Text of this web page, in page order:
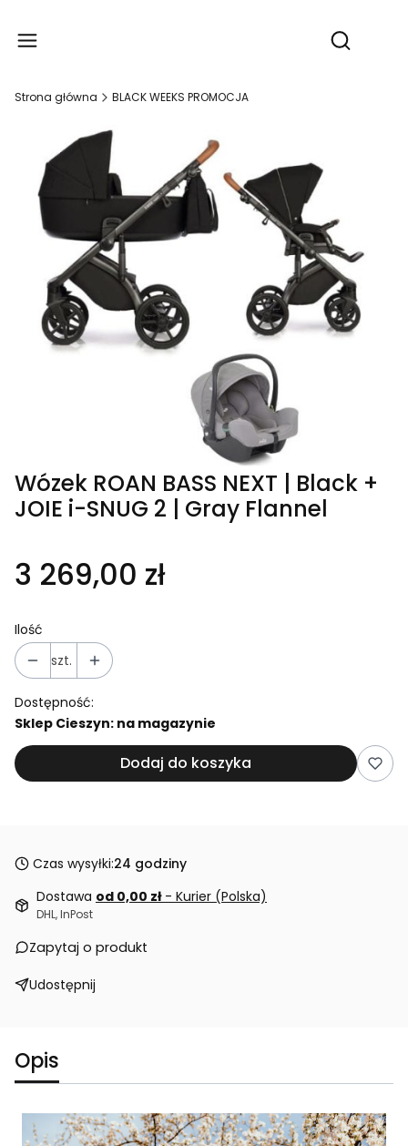
Otwórz
Strona główna BLACK WEEKS PROMOCJA
Wózek ROAN BASS NEXT | Black +
JOIE i-SNUG 2 | Gray Flannel
3 269,00 zł
Ilość
szt.
Dostępność:
Sklep Cieszyn: na magazynie
Dodaj do koszyka
Czas wysyłki:24 godziny
Dostawa od 0,00 zł - Kurier (Polska)
DHL, InPost
Zapytaj o produkt
Udostępnij
Opis